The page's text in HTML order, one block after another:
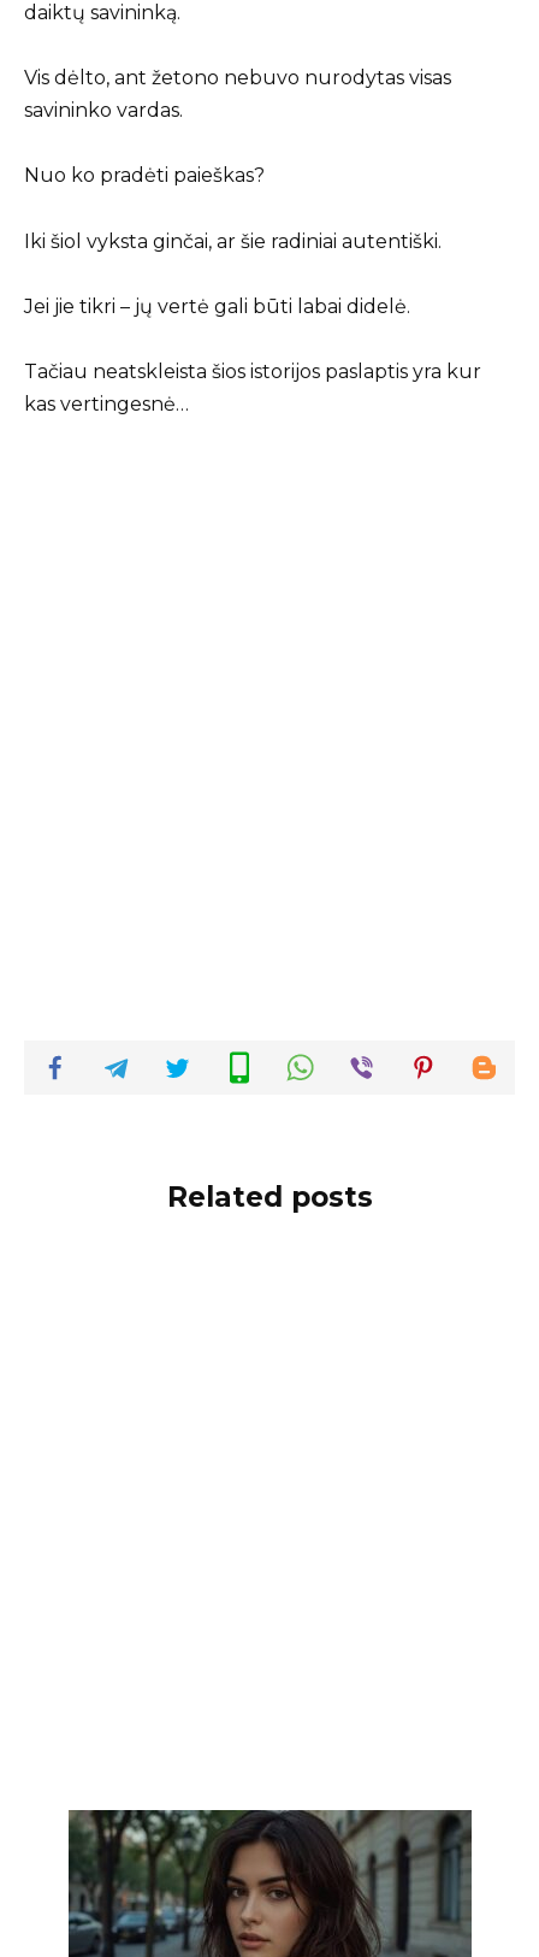
daiktų savininką.
Vis dėlto, ant žetono nebuvo nurodytas visas
savininko vardas.
Nuo ko pradėti paieškas?
Iki šiol vyksta ginčai, ar šie radiniai autentiški.
Jei jie tikri – jų vertė gali būti labai didelė.
Tačiau neatskleista šios istorijos paslaptis yra kur
kas vertingesnė…
Related posts